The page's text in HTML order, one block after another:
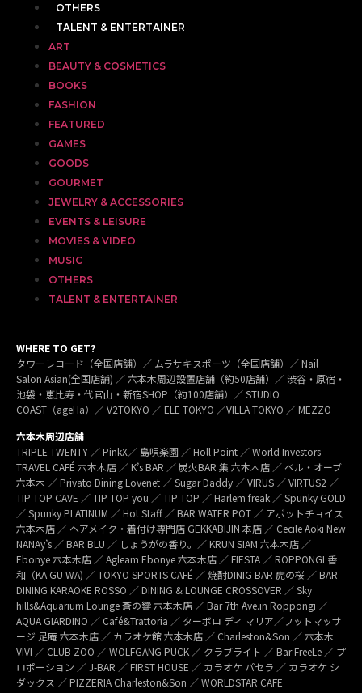
OTHERS
TALENT & ENTERTAINER
ART
BEAUTY & COSMETICS
BOOKS
FASHION
FEATURED
GAMES
GOODS
GOURMET
JEWELRY & ACCESSORIES
EVENTS & LEISURE
MOVIES & VIDEO
MUSIC
OTHERS
TALENT & ENTERTAINER
WHERE TO GET?
タワーレコード（全国店舗）／ ムラサキスポーツ（全国店舗）／ Nail
Salon Asian(全国店舗) ／ 六本木周辺設置店舗（約50店舗）／ 渋谷・原宿・
池袋・恵比寿・代官山・新宿SHOP（約100店舗）／ STUDIO
COAST（ageHa）／ V2TOKYO ／ ELE TOKYO ／VILLA TOKYO ／ MEZZO
六本木周辺店舗
TRIPLE TWENTY ／ PinkX／ 島唄楽園 ／ Holl Point ／ World Investors
TRAVEL CAFÉ 六本木店 ／ K’s BAR ／ 炭火BAR 集 六本木店 ／ ベル・オーブ
六本木 ／ Privato Dining Lovenet ／ Sugar Daddy ／ VIRUS ／ VIRTUS2 ／
TIP TOP CAVE ／ TIP TOP you ／ TIP TOP ／ Harlem freak ／ Spunky GOLD
／ Spunky PLATINUM ／ Hot Staff ／ BAR WATER POT ／ アボットチョイス
六本木店 ／ ヘアメイク・着付け専門店 GEKKABIJIN 本店 ／ Cecile Aoki New
NANAy’s ／ BAR BLU ／ しょうがの香り。／ KRUN SIAM 六本木店 ／
Ebonye 六本木店 ／ Agleam Ebonye 六本木店 ／ FIESTA ／ ROPPONGI 香
和（KA GU WA) ／ TOKYO SPORTS CAFÉ ／ 焼酎DINIG BAR 虎の桜 ／ BAR
DINING KARAOKE ROSSO ／ DINING & LOUNGE CROSSOVER ／ Sky
hills&Aquarium Lounge 蒼の響 六本木店 ／ Bar 7th Ave.in Roppongi ／
AQUA GIARDINO ／ Café&Trattoria ／ ターボロ ディ マリア／フットマッサ
ージ 足庵 六本木店 ／ カラオケ館 六本木店 ／ Charleston&Son ／ 六本木
VIVI ／ CLUB ZOO ／ WOLFGANG PUCK ／ クラブライト ／ Bar FreeLe ／ プ
ロポーション ／ J-BAR ／ FIRST HOUSE ／ カラオケ パセラ ／ カラオケ シ
ダックス ／ PIZZERIA Charleston&Son ／ WORLDSTAR CAFE